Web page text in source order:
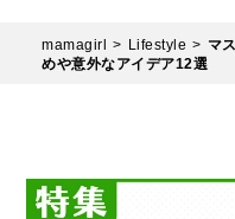
mamagirl Lifestyle
マ
めや意外なアイデア12選